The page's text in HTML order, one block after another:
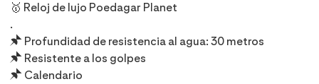
🥇 Reloj de lujo Poedagar Planet
.
📌 Profundidad de resistencia al agua: 30 metros
📌 Resistente a los golpes
📌 Calendario